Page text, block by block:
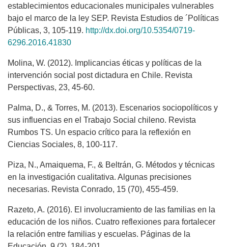
establecimientos educacionales muni­cipales vulnerables
bajo el marco de la ley SEP. Revista Estudios de ´Políticas
Públicas, 3, 105-119. http://dx.doi.org/10.5354/0719-
6296.2016.41830
Molina, W. (2012). Implicancias éticas y políticas de la
intervención social post dictadura en Chile. Revista
Perspectivas, 23, 45-60.
Palma, D., & Torres, M. (2013). Escenarios sociopolíticos y
sus influencias en el Trabajo Social chileno. Revista
Rumbos TS. Un espacio crítico para la reflexión en
Ciencias Sociales, 8, 100-117.
Piza, N., Amaiquema, F., & Beltrán, G. Métodos y técnicas
en la investigación cualitativa. Al­gunas precisiones
necesarias. Revista Conrado, 15 (70), 455-459.
Razeto, A. (2016). El involucramiento de las familias en la
educación de los niños. Cuatro re­flexiones para fortalecer
la relación entre familias y escuelas. Páginas de la